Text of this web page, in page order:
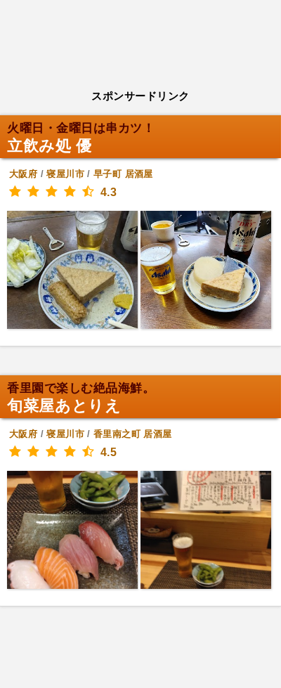
スポンサードリンク
火曜日・金曜日は串カツ！
立飲み処 優
大阪府 /寝屋川市/早子町 居酒屋
4.3
香里園で楽しむ絶品海鮮。
旬菜屋あとりえ
大阪府 /寝屋川市/香里南之町 居酒屋
4.5